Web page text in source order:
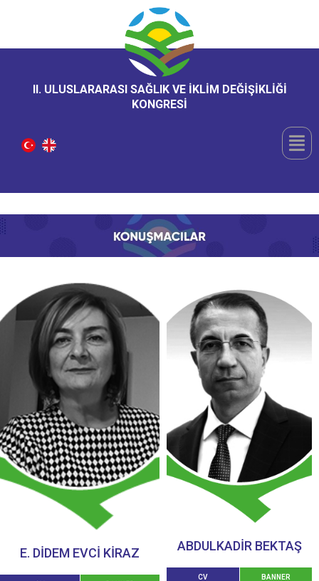
II. ULUSLARARASI SAĞLIK VE İKLİM DEĞİŞİKLİĞİ
KONGRESİ
E. DİDEM EVCİ KİRAZ ABDULKADİR BEKTAŞ
CV BANNER